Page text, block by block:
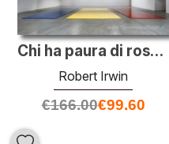
Chi ha paura di rosso, giallo e blu
Robert Irwin
€166.00€99.60